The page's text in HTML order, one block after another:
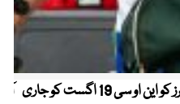
کیریبین پریمیئر لیگ ، قومی کرکٹرز کو این او سی 19 اگست کو جاری